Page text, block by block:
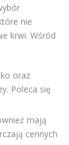
nie
krwi. Wśród
oraz
Poleca się
mają
cennych